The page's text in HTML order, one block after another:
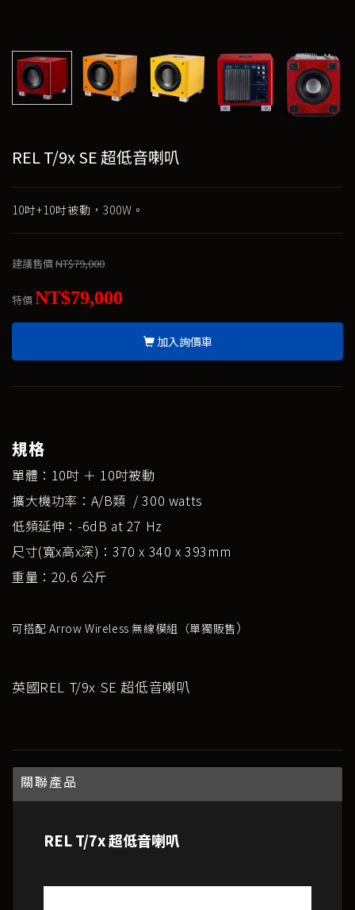
REL T/9x SE 超低音喇叭
10吋+10吋被動，300W。
建議售價NT$79,000
特價NT$79,000
加入詢價車
規格
單體：10吋 ＋ 10吋被動
擴大機功率：A/B類 / 300 watts
低頻延伸：-6dB at 27 Hz
尺寸(寬x高x深)：370 x 340 x 393mm
重量：20.6 公斤
可搭配 Arrow Wireless 無線模組（單獨販售）
英國REL T/9x SE 超低音喇叭
關聯產品
REL T/7x 超低音喇叭